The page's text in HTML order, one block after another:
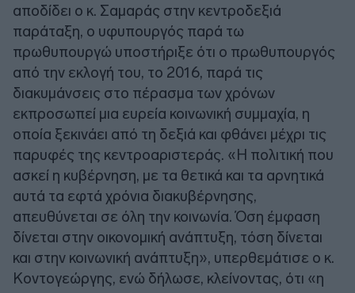
αποδίδει ο κ. Σαμαράς στην κεντροδεξιά
παράταξη, ο υφυπουργός παρά τω
πρωθυπουργώ υποστήριξε ότι ο πρωθυπουργός
από την εκλογή του, το 2016, παρά τις
διακυμάνσεις στο πέρασμα των χρόνων
εκπροσωπεί μια ευρεία κοινωνική συμμαχία, η
οποία ξεκινάει από τη δεξιά και φθάνει μέχρι τις
παρυφές της κεντροαριστεράς. «Η πολιτική που
ασκεί η κυβέρνηση, με τα θετικά και τα αρνητικά
αυτά τα εφτά χρόνια διακυβέρνησης,
απευθύνεται σε όλη την κοινωνία. Όση έμφαση
δίνεται στην οικονομική ανάπτυξη, τόση δίνεται
και στην κοινωνική ανάπτυξη», υπερθεμάτισε ο κ.
Κοντογεώργης, ενώ δήλωσε, κλείνοντας, ότι «η